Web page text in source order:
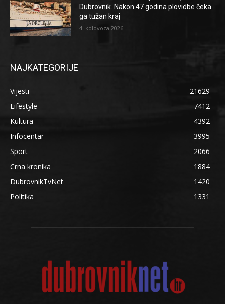
Dubrovnik. Nakon 47 godina plovidbe čeka
ga tužan kraj
4. kolovoza 2026.
NAJKATEGORIJE
Vijesti
21629
Lifestyle
7412
Kultura
4392
Infocentar
3995
Sport
2066
Crna kronika
1884
DubrovnikTvNet
1420
Politika
1331